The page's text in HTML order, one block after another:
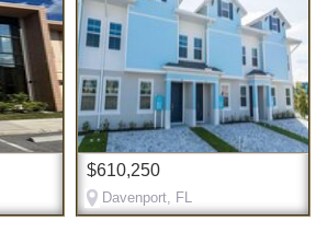
$610,250
Davenport, FL